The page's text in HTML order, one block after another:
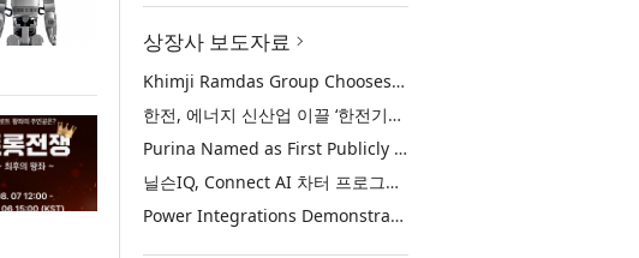
상장사 보도자료
Khimji Ramdas Group Chooses Rimini Street to Reduce SAP Support Costs, Protect 700+ Customizations and Reinvest Savings in Innovation
한전, 에너지 신산업 이끌 ‘한전기술지주’ 공식 출범
Purina Named as First Publicly Announced NIQ ConnectAI Charter Client
닐슨IQ, Connect AI 차터 프로그램 최초 고객사 ‘퓨리나’ 선정
Power Integrations Demonstrates World’s First 2200 V GaN Technology for Next-Era High-Voltage Power Systems